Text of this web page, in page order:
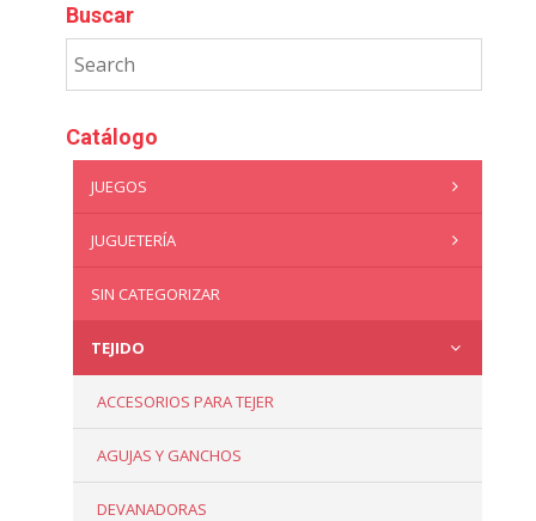
Buscar
Catálogo
JUEGOS
JUGUETERÍA
SIN CATEGORIZAR
TEJIDO
ACCESORIOS PARA TEJER
AGUJAS Y GANCHOS
DEVANADORAS